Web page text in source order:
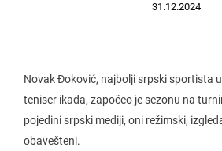
31.12.2024
Novak Đoković, najbolji srpski sportista
teniser ikada, započeo je sezonu na
pojedini srpski mediji, oni režimski,
obavešteni.